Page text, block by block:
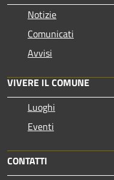
Notizie
Comunicati
Avvisi
VIVERE IL COMUNE
Luoghi
Eventi
CONTATTI